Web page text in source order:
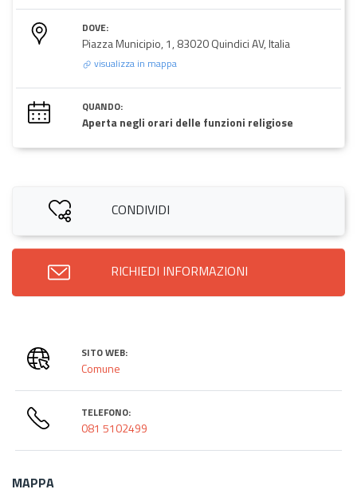
DOVE:
Piazza Municipio, 1, 83020 Quindici AV, Italia
visualizza in mappa
QUANDO:
Aperta negli orari delle funzioni religiose
CONDIVIDI
RICHIEDI INFORMAZIONI
SITO WEB:
Comune
TELEFONO:
081 5102499
MAPPA